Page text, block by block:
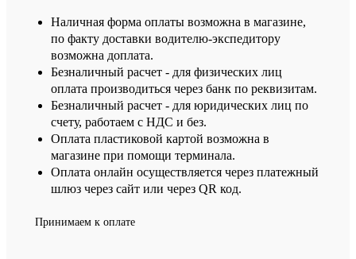
Наличная форма оплаты возможна в магазине,
по факту доставки водителю-экспедитору
возможна доплата.
Безналичный расчет - для физических лиц
оплата производиться через банк по реквизитам.
Безналичный расчет - для юридических лиц по
счету, работаем с НДС и без.
Оплата пластиковой картой возможна в
магазине при помощи терминала.
Оплата онлайн осуществляется через платежный
шлюз через сайт или через QR код.
Принимаем к оплате